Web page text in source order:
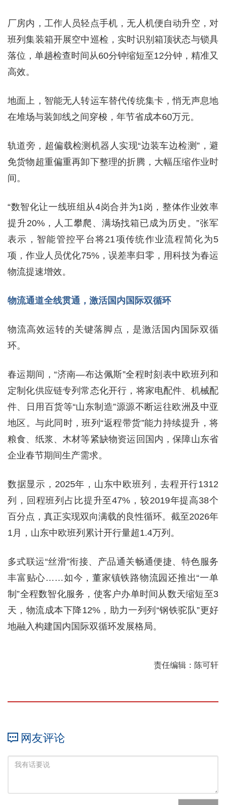
厂房内，工作人员轻点手机，无人机便自动升空，对
班列集装箱开展空中巡检，实时识别箱顶状态与锁具
落位，单趟检查时间从60分钟缩短至12分钟，精准又
高效。
地面上，智能无人转运车替代传统集卡，悄无声息地
在堆场与装卸线之间穿梭，年节省成本60万元。
轨道旁，超偏载检测机器人实现“边装车边检测”，避
免货物超重偏重再卸下整理的折腾，大幅压缩作业时
间。
“数智化让一线班组从4岗合并为1岗，整体作业效率
提升20%，人工攀爬、满场找箱已成为历史。”张军
表示，智能管控平台将21项传统作业流程简化为5
项，作业人员优化75%，误差率归零，用科技为春运
物流提速增效。
物流通道全线贯通，激活国内国际双循环
物流高效运转的关键落脚点，是激活国内国际双循
环。
春运期间，“济南—布达佩斯”全程时刻表中欧班列和
定制化供应链专列常态化开行，将家电配件、机械配
件、日用百货等“山东制造”源源不断运往欧洲及中亚
地区。与此同时，班列“返程带货”能力持续提升，将
粮食、纸浆、木材等紧缺物资运回国内，保障山东省
企业春节期间生产需求。
数据显示，2025年，山东中欧班列，去程开行1312
列，回程班列占比提升至47%，较2019年提高38个
百分点，真正实现双向满载的良性循环。截至2026年
1月，山东中欧班列累计开行量超1.4万列。
多式联运“丝滑”衔接、产品通关畅通便捷、特色服务
丰富贴心……如今，董家镇铁路物流园还推出“一单
制”全程数智化服务，使客户办单时间从数天缩短至3
天，物流成本下降12%，助力一列列“钢铁驼队”更好
地融入构建国内国际双循环发展格局。
责任编辑：陈可轩
网友评论